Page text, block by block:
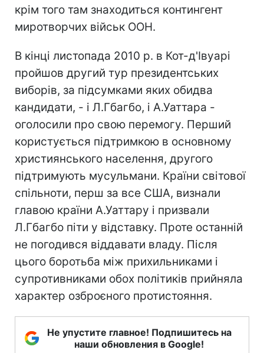
крім того там знаходиться контингент
миротворчих військ ООН.
В кінці листопада 2010 р. в Кот-д'Івуарі
пройшов другий тур президентських
виборів, за підсумками яких обидва
кандидати, - і Л.Гбагбо, і А.Уаттара -
оголосили про свою перемогу. Перший
користується підтримкою в основному
християнського населення, другого
підтримують мусульмани. Країни світової
спільноти, перш за все США, визнали
главою країни А.Уаттару і призвали
Л.Гбагбо піти у відставку. Проте останній
не погодився віддавати владу. Після
цього боротьба між прихильниками і
супротивниками обох політиків прийняла
характер озброєного протистояння.
Не упустите главное! Подпишитесь на
наши обновления в Google!